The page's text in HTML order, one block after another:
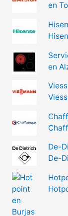
en
en
De-
De-